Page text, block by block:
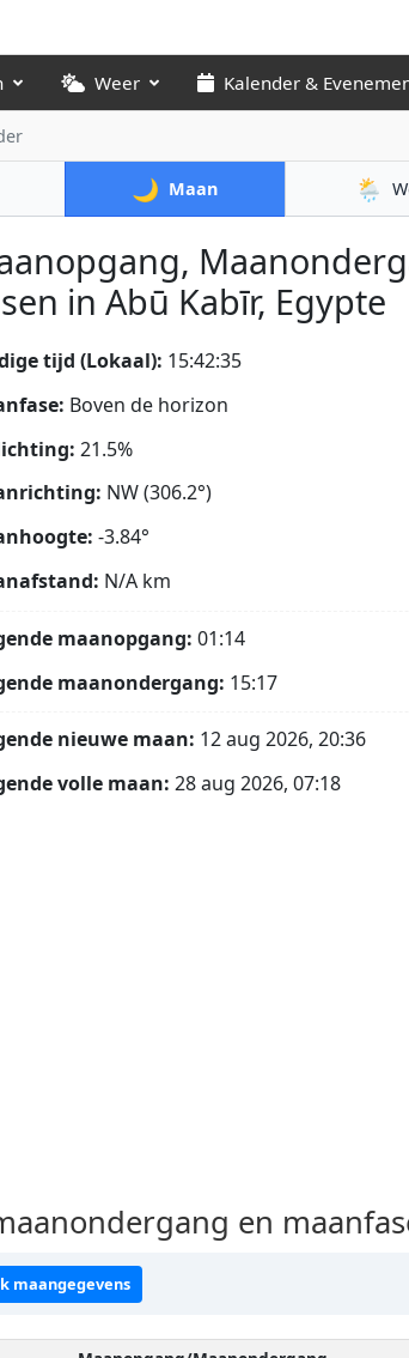
Weer Kalender &
🌙 Maan 🌦️
in Abū Kabīr, Egypte
tijd (Lokaal): 15:42:36
Boven de horizon
21.5%
NW (306.2°)
-3.84°
N/A km
maanopgang: 01:14
maanondergang: 15:17
nieuwe maan: 12 aug 2026, 20:36
volle maan: 28 aug 2026, 07:18
en
maangegevens